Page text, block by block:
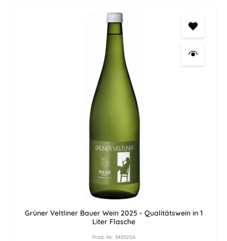
Grüner Veltliner Bauer Wein 2025 - Qualitätswein in 1
Liter Flasche
Prod.-Nr.: 340325A